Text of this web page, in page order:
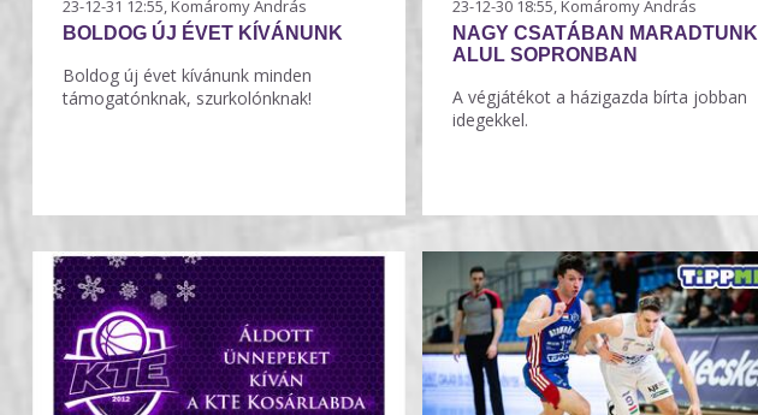
23-12-31 12:55, Komáromy András
BOLDOG ÚJ ÉVET KÍVÁNUNK
Boldog új évet kívánunk minden
támogatónknak, szurkolónknak!
23-12-30 18:55, Komáromy András
NAGY CSATÁBAN MARADTUNK
ALUL SOPRONBAN
A végjátékot a házigazda bírta jobban
idegekkel.